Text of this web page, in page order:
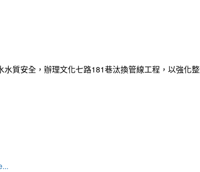
質安全，辦理文化七路181巷汰換管線工程，以強化